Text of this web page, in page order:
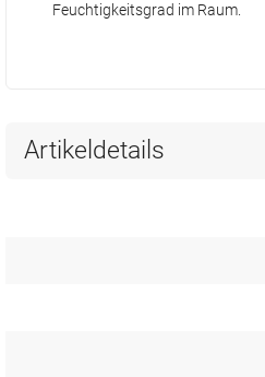
Feuchtigkeitsgrad im Raum.
Artikeldetails